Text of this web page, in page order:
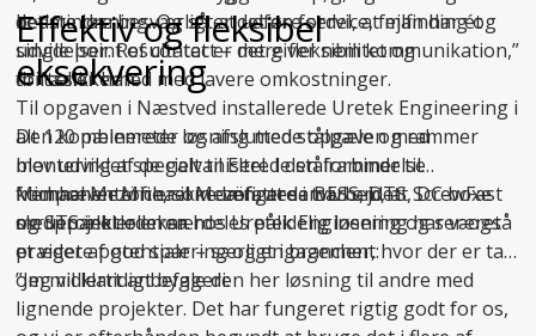
det mindre besværligt at udføre service, fejlfinding og
udvidelser. Resultatet er mere fleksibilitet og
driftssikkerhed med lavere omkostninger.
Den kombinerede løsning med stålpæle og rammer
blev udviklet specielt til Eltel. I den forbindelse
fremhæver Michael Mezöfi, at samarbejdet
medprojektlederen hos Uretek Engineering har været
præget af god sparring og engagement:
bedste løsning. Og så er det en fordel, at man har ét
single point of contact – det giver nem kommunikation,”
fortæller han.
Effektiv og fleksibel
eksekvering
Til opgaven i Næstved installerede Uretek Engineering i
alt 120 pælemeter og afsluttede opgaven med
montering af de galvaniserede stålrammer til
komponenterne, som omfattede BESS, DTS, DC boxe
og STS inkl. oliekar.
Michael Mezöfi er ikke længere i tvivl om, at ScrewFast
skruepæle er en særdeles pålidelig løsning og ser også
et videre potentiale – særligt i brancher, hvor der er tale
om midlertidigt byggeri:
”Jeg vil klart anbefale den her løsning til andre med
lignende projekter. Det har fungeret rigtig godt for os,